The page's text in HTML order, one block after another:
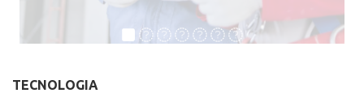
TECNOLOGIA